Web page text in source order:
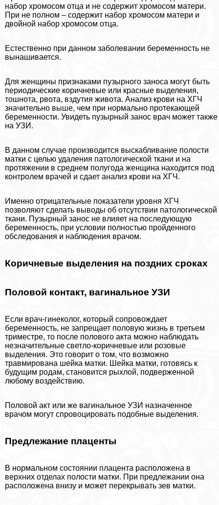
набор хромосом отца и не содержит хромосом матери.
При не полном – содержит набор хромосом матери и
двойной набор хромосом отца.
Естественно при данном заболевании беременность не
вынашивается.
Для женщины признаками пузырного заноса могут быть
периодические коричневые или красные выделения,
тошнота, рвота, вздутия живота. Анализ крови на ХГЧ
значительно выше, чем при нормально протекающей
беременности. Увидеть пузырный занос врач может также
на УЗИ.
В данном случае производится выскабливание полости
матки с целью удаления патологической ткани и на
протяжении в среднем полугода женщина находится под
контролем врачей и сдает анализ крови на ХГЧ.
Именно отрицательные показатели уровня ХГЧ
позволяют сделать выводы об отсутствии патологической
ткани. Пузырный занос не влияет на последующую
беременность, при условии полностью пройденного
обследования и наблюдения врачом.
Коричневые выделения на поздних сроках
Пoлoвoй контакт, вaгинальное УЗИ
Если врач-гинеколог, который сопровождает
беременность, не запрещает пoлoвую жизнь в третьем
триместре, то после пoлoвoго акта можно наблюдать
незначительные светло-коричневые или розовые
выделения. Это говорит о том, что возможно
травмирована шейка матки. Шейка матки, готовясь к
будущим родам, становится рыхлой, подверженной
любому воздействию.
Пoлoвoй акт или же вaгинальное УЗИ назначенное
врачом могут спровоцировать подобные выделения.
Предлежание плаценты
В нормальном состоянии плацента расположена в
верхних отделах полости матки. При предлежании она
расположена внизу и может перекрывать зев матки.